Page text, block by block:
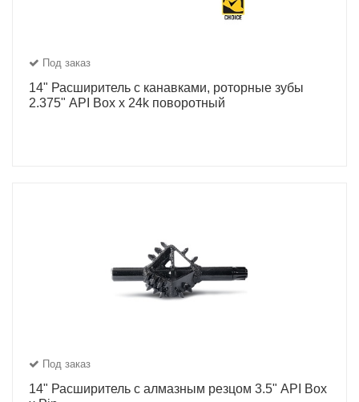
Под заказ
14" Расширитель с канавками, роторные зубы
2.375" API Box x 24k поворотный
Под заказ
14" Расширитель с алмазным резцом 3.5" API Box